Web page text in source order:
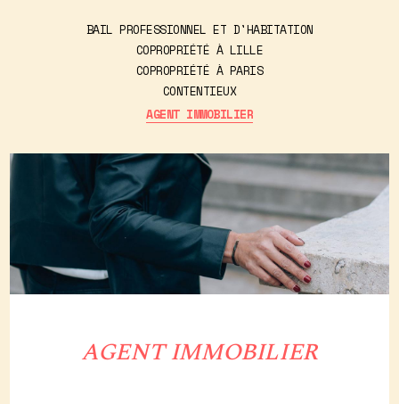
BAIL PROFESSIONNEL ET D'HABITATION
COPROPRIÉTÉ À LILLE
COPROPRIÉTÉ À PARIS
CONTENTIEUX
AGENT IMMOBILIER
AGENT IMMOBILIER